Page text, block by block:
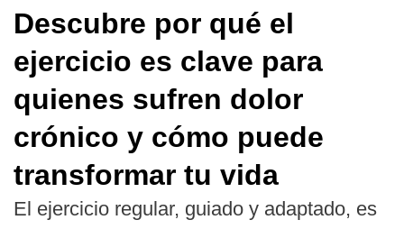
Descubre por qué el
ejercicio es clave para
quienes sufren dolor
crónico y cómo puede
transformar tu vida
El ejercicio regular, guiado y adaptado, es